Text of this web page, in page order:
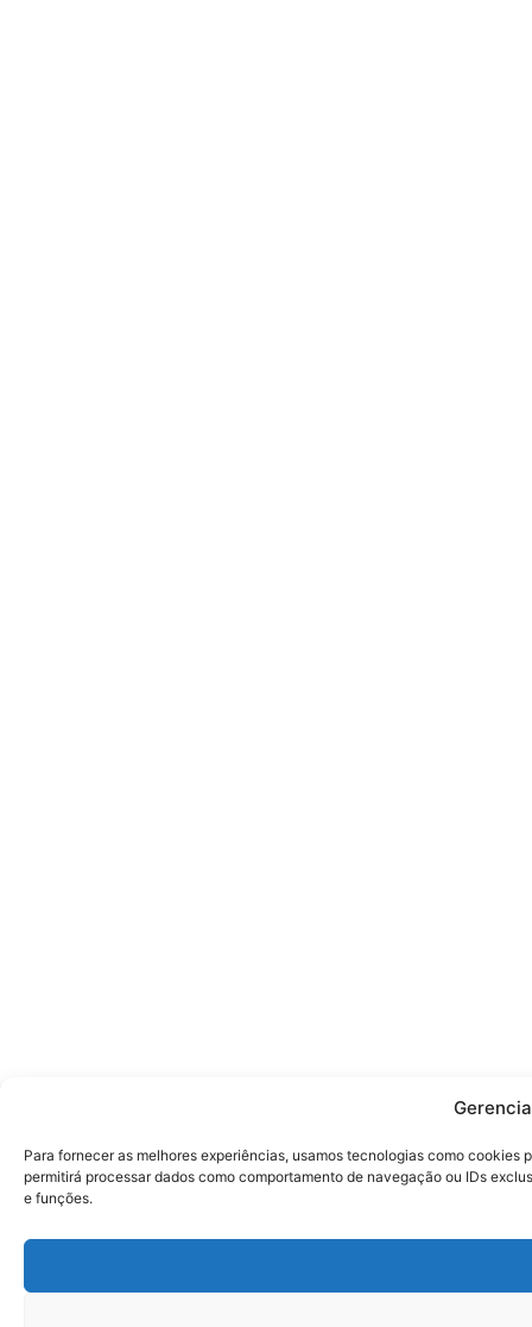
Para fornecer as melhores experiências, usamos tecnologias como
permitirá processar dados como comportamento de navegação ou IDs
e funções.